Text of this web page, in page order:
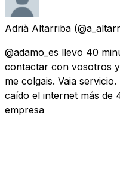
Adrià Altarriba
@adamo_es llevo 40
contactar con vosotros
me colgais. Vaia
caído el internet más de
empresa